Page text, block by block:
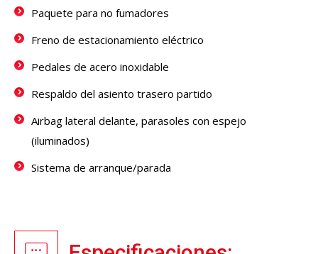
Paquete para no fumadores
Freno de estacionamiento eléctrico
Pedales de acero inoxidable
Respaldo del asiento trasero partido
Airbag lateral delante, parasoles con espejo
(iluminados)
Sistema de arranque/parada